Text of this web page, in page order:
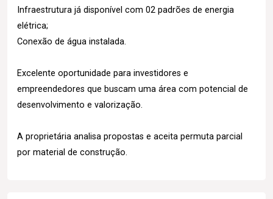
Infraestrutura já disponível com 02 padrões de energia
elétrica;
Conexão de água instalada.
Excelente oportunidade para investidores e
empreendedores que buscam uma área com potencial de
desenvolvimento e valorização.
A proprietária analisa propostas e aceita permuta parcial
por material de construção.